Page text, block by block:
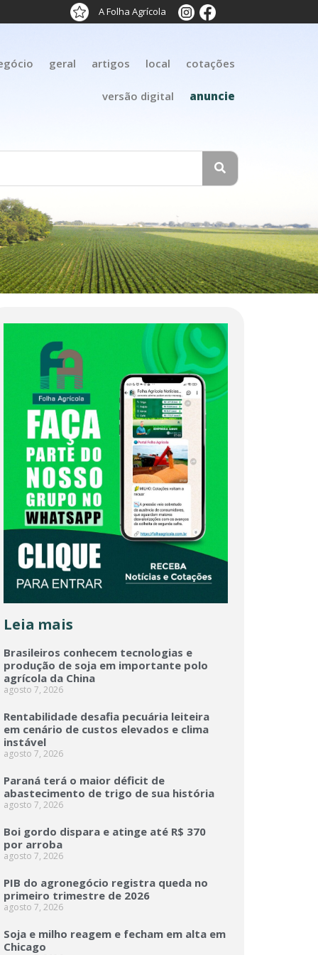
A Folha Agrícola
geral artigos local cotações
versão digital anuncie
Leia mais
Brasileiros conhecem tecnologias e
produção de soja em importante polo
agrícola da China
agosto 7, 2026
Rentabilidade desafia pecuária leiteira
em cenário de custos elevados e clima
instável
agosto 7, 2026
Paraná terá o maior déficit de
abastecimento de trigo de sua história
agosto 7, 2026
Boi gordo dispara e atinge até R$ 370
por arroba
agosto 7, 2026
PIB do agronegócio registra queda no
primeiro trimestre de 2026
agosto 7, 2026
Soja e milho reagem e fecham em alta em
Chicago